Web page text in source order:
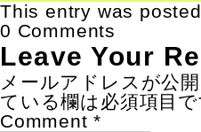
This entry was
0 Comments
Leave Your
メールアドレスが公
ている欄は必須項目で
Comment *